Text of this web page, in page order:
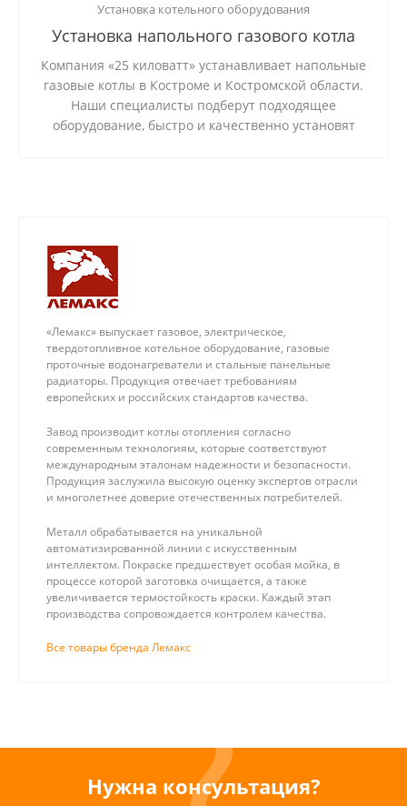
Установка котельного оборудования
Установка напольного газового котла
Компания «25 киловатт» устанавливает напольные
газовые котлы в Костроме и Костромской области.
Наши специалисты подберут подходящее
оборудование, быстро и качественно установят
«Лемакс» выпускает газовое, электрическое,
твердотопливное котельное оборудование, газовые
проточные водонагреватели и стальные панельные
радиаторы. Продукция отвечает требованиям
европейских и российских стандартов качества.
Завод производит котлы отопления согласно
современным технологиям, которые соответствуют
международным эталонам надежности и безопасности.
Продукция заслужила высокую оценку экспертов отрасли
и многолетнее доверие отечественных потребителей.
Металл обрабатывается на уникальной
автоматизированной линии с искусственным
интеллектом. Покраске предшествует особая мойка, в
процессе которой заготовка очищается, а также
увеличивается термостойкость краски. Каждый этап
производства сопровождается контролем качества.
Все товары бренда Лемакс
Нужна консультация?